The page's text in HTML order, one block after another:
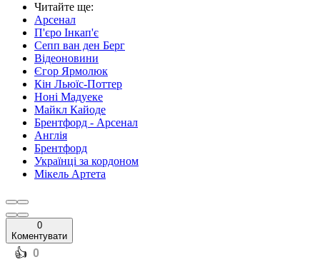
Читайте ще:
Арсенал
П'єро Інкап'є
Сепп ван ден Берг
Відеоновини
Єгор Ярмолюк
Кін Льюїс-Поттер
Ноні Мадуеке
Майкл Кайоде
Брентфорд - Арсенал
Англія
Брентфорд
Українці за кордоном
Мікель Артета
0
Коментувати
️👍 0